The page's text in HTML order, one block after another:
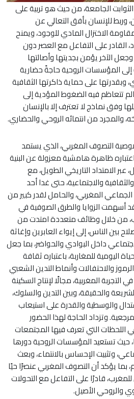
الثوابت الجامعة، من حيث هو تربية على
وربط للإنسان بأفق التعالي عن
الاختزال المادي للوجود، ويمنح
القادر على التفاعل مع العصر دون
الآخر يؤمن بجديتها وأصالتها
إلى المؤسسات الروحية حاجةً حضارية
وبقدرتها على حماية ذاكرتها الثقافية
تتعاظم فيه الضغوط المؤدية إلى
وفق نماذج لا تعترف إلا بالإنسان
والمجرد من انتمائه الروحي والحضاري.
التصوف المغربي، الذي يستمد
ظاهرة هامشية معزولة عن البنية
عبر الامتداد التاريخي الطويل، مع
والاجتماعية، حتى غدا أحد
المغربي، والحامل لقدر كبير من
أسهمت الزوايا والطرق الصوفية في
من خلال وظائف متعددة امتدت من
بين الناس، إلى إيواء العابرين وإغاثة
داخل البوادي والحواضر، بما جعل
اليومية للمغاربة، باعتباره ثقافة
والاحتفالات وأنماط التدين الشعبي
المغربية، مجالًا لإنتاج السكينة
والحقيقة، وبين التدين والسلوك،
والوسطية والقدرة على استيعاب
وتزداد الحاجة لهذا الحضور
اللحظات التي تعرف فيها المجتمعات
حيث تستعيد المؤسسات الروحية دورها
وتثبيت الإحساس بالانتماء، وبعث
بما يؤكد أن التصوف المغربي عنصرًا حيًا
قادرًا على التفاعل مع التحولات
والروحي الأصيل.